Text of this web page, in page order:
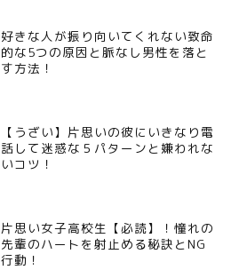
好きな人が振り向いてくれない致命
的な5つの原因と脈なし男性を落と
す方法！
【うざい】片思いの彼にいきなり電
話して迷惑な５パターンと嫌われな
いコツ！
片思い女子高校生【必読】！憧れの
先輩のハートを射止める秘訣とNG
行動！